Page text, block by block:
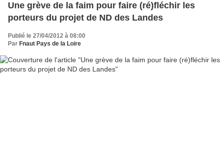
Une grève de la faim pour faire (ré)fléchir les
porteurs du projet de ND des Landes
Publié le 27/04/2012 à 08:00
Par Fnaut Pays de la Loire